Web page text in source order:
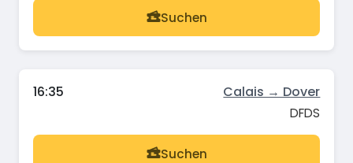
Suchen
16:35 Calais → Dover
DFDS
Suchen